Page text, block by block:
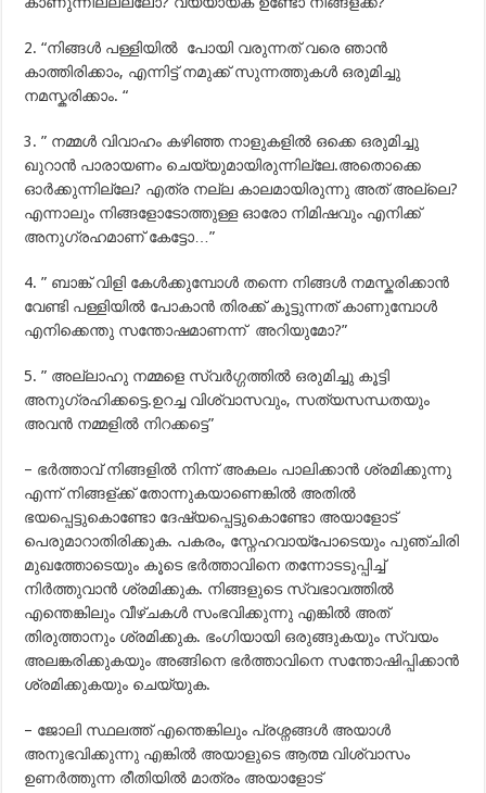
2. “നിങ്ങള്‍ പള്ളിയില്‍ പോയി വരുന്നത് വരെ ഞാന്‍
കാത്തിരിക്കാം, എന്നിട്ട് നമുക്ക് സുന്നത്തുകള്‍ ഒരുമിച്ചു
നമസ്കരിക്കാം. “
3. ” നമ്മള്‍ വിവാഹം കഴിഞ്ഞ നാളുകളില്‍ ഒക്കെ ഒരുമിച്ചു
ഖുറാന്‍ പാരായണം ചെയ്യുമായിരുന്നില്ലേ.അതൊക്കെ
ഓര്‍ക്കുന്നില്ലേ? എത്ര നല്ല കാലമായിരുന്നു അത് അല്ലെ?
എന്നാലും നിങ്ങളോടോത്തുള്ള ഓരോ നിമിഷവും എനിക്ക്
അനുഗ്രഹമാണ് കേട്ടോ…”
4. ” ബാങ്ക് വിളി കേള്‍ക്കുമ്പോള്‍ തന്നെ നിങ്ങള്‍ നമസ്കരിക്കാന്‍
വേണ്ടി പള്ളിയില്‍ പോകാന്‍ തിരക്ക് കൂട്ടുന്നത്‌ കാണുമ്പോള്‍
എനിക്കെന്തു സന്തോഷമാണന്ന് അറിയുമോ?”
5. ” അല്ലാഹു നമ്മളെ സ്വര്‍ഗ്ഗത്തില്‍ ഒരുമിച്ചു കൂട്ടി
അനുഗ്രഹിക്കട്ടെ.ഉറച്ച വിശ്വാസവും, സത്യസന്ധതയും
അവന്‍ നമ്മളില്‍ നിറക്കട്ടെ”
– ഭര്‍ത്താവ് നിങ്ങളില്‍ നിന്ന് അകലം പാലിക്കാന്‍ ശ്രമിക്കുന്നു
എന്ന് നിങ്ങള്ക്ക് തോന്നുകയാണെങ്കില്‍ അതില്‍
ഭയപ്പെട്ടുകൊണ്ടോ ദേഷ്യപ്പെട്ടുകൊണ്ടോ അയാളോട്
പെരുമാറാതിരിക്കുക. പകരം, സ്നേഹവായ്പോടെയും പുഞ്ചിരി
മുഖത്തോടെയും കൂടെ ഭര്‍ത്താവിനെ തന്നോടടുപ്പിച്ച്
നിര്‍ത്തുവാന്‍ ശ്രമിക്കുക. നിങ്ങളുടെ സ്വഭാവത്തില്‍
എന്തെങ്കിലും വീഴ്ചകള്‍ സംഭവിക്കുന്നു എങ്കില്‍ അത്
തിരുത്താനും ശ്രമിക്കുക. ഭംഗിയായി ഒരുങ്ങുകയും സ്വയം
അലങ്കരിക്കുകയും അങ്ങിനെ ഭര്‍ത്താവിനെ സന്തോഷിപ്പിക്കാന്‍
ശ്രമിക്കുകയും ചെയ്യുക.
– ജോലി സ്ഥലത്ത് എന്തെങ്കിലും പ്രശ്നങ്ങള്‍ അയാള്‍
അനുഭവിക്കുന്നു എങ്കില്‍ അയാളുടെ ആത്മ വിശ്വാസം
ഉണര്‍ത്തുന്ന രീതിയില്‍ മാത്രം അയാളോട്